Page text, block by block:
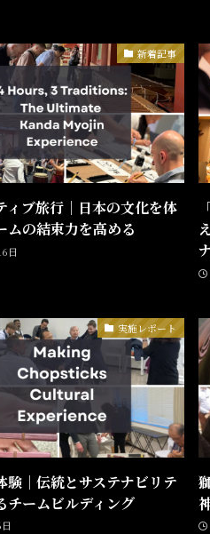
新着記事
ィブ旅行｜日本の文化を体
ムの結束力を高める
日
実施レポート
験｜伝統とサステナビリテ
チームビルディング